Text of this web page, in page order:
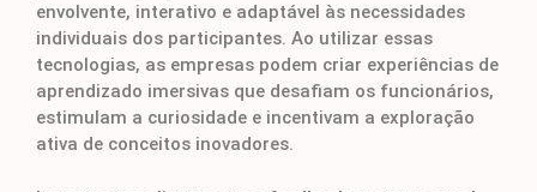
envolvente, interativo e adaptável às necessidades
individuais dos participantes. Ao utilizar essas
tecnologias, as empresas podem criar experiências de
aprendizado imersivas que desafiam os funcionários,
estimulam a curiosidade e incentivam a exploração
ativa de conceitos inovadores.